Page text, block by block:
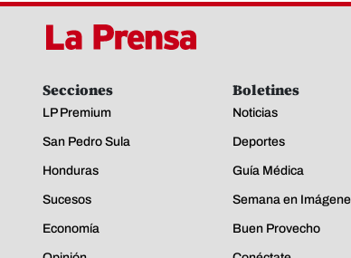
Secciones
LP Premium
San Pedro Sula
Honduras
Sucesos
Economía
Boletines
Noticias
Deportes
Guía Médica
Semana en
Buen Provecho